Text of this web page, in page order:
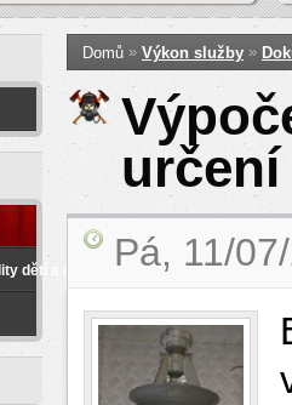
dětí a spáchané na dětech
Jste zde
Domů » Výkon služby »
určení
Pá, 11/